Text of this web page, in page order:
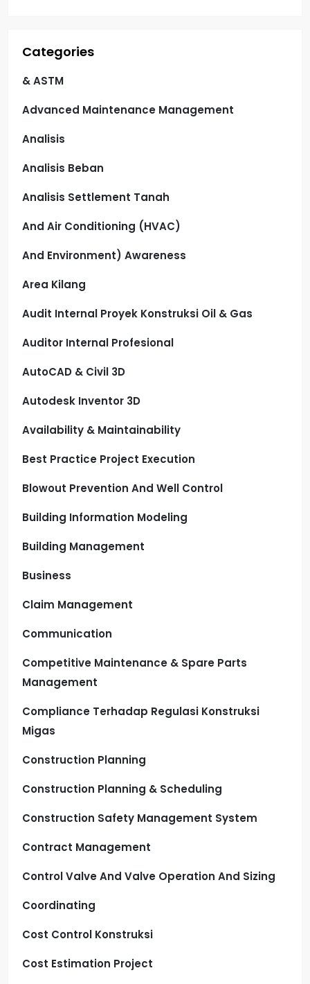
Categories
& ASTM
Advanced Maintenance Management
Analisis
Analisis Beban
Analisis Settlement Tanah
And Air Conditioning (HVAC)
And Environment) Awareness
Area Kilang
Audit Internal Proyek Konstruksi Oil & Gas
Auditor Internal Profesional
AutoCAD & Civil 3D
Autodesk Inventor 3D
Availability & Maintainability
Best Practice Project Execution
Blowout Prevention And Well Control
Building Information Modeling
Building Management
Business
Claim Management
Communication
Competitive Maintenance & Spare Parts
Management
Compliance Terhadap Regulasi Konstruksi
Migas
Construction Planning
Construction Planning & Scheduling
Construction Safety Management System
Contract Management
Control Valve And Valve Operation And Sizing
Coordinating
Cost Control Konstruksi
Cost Estimation Project